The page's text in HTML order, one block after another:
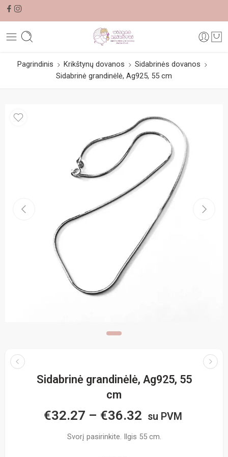
Pagrindinis Krikštynų dovanos
Sidabrinės dovanos
Sidabrinė grandinėlė, Ag925, 55 cm
Sidabrinė grandinėlė, Ag925, 55
cm
€32.27 – €36.32 su PVM
Svorį pasirinkite. Ilgis 55 cm.